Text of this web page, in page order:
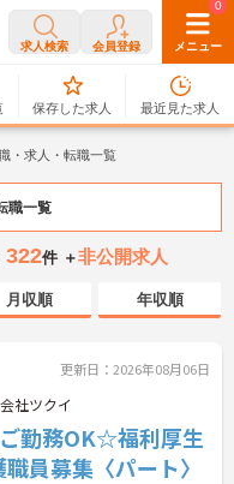
求人検索 会員登録 メニュー
0
保存した求人
0
最近見た求人
・求人・転職一覧
職一覧
322件 ＋非公開求人
月収順 年収順
更新日：2026年08月06日
社ツクイ
ご勤務OK☆福利厚生
員募集〈パート〉